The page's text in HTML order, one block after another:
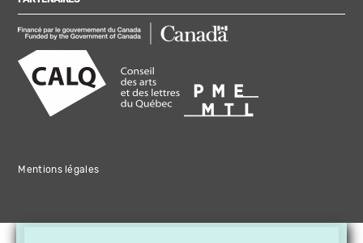
Mentions légales